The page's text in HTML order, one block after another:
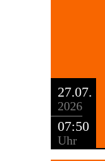
27.07.
2026
07:50
Uhr